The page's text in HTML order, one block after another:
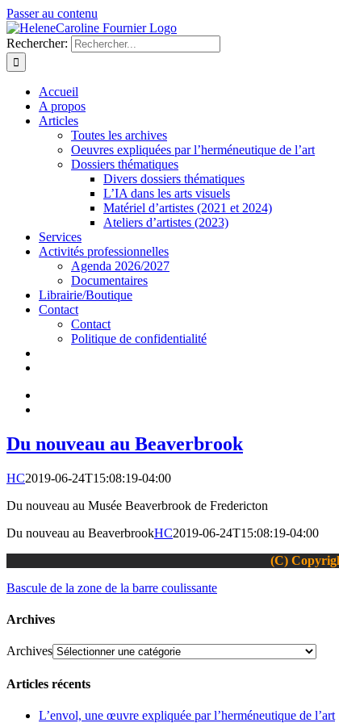
Passer au contenu
Rechercher:
Accueil
A propos
Articles
Toutes les archives
Oeuvres expliquées par l’herméneutique de l’art
Dossiers thématiques
Divers dossiers thématiques
L’IA dans les arts visuels
Matériel d’artistes (2021 et 2024)
Ateliers d’artistes (2023)
Services
Activités professionnelles
Agenda 2026/2027
Documentaires
Librairie/Boutique
Contact
Contact
Politique de confidentialité
Du nouveau au Beaverbrook
HC2019-06-24T15:08:19-04:00
Du nouveau au Musée Beaverbrook de Fredericton
Du nouveau au BeaverbrookHC2019-06-24T15:08:19-04:00
(C)
Bascule de la zone de la barre coulissante
Archives
Archives
Articles récents
L’envol, une œuvre expliquée par l’herméneutique de l’art